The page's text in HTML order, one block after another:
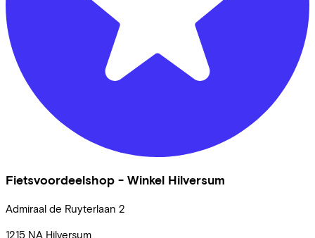
Fietsvoordeelshop - Winkel Hilversum
Admiraal de Ruyterlaan 2
1215 NA Hilversum